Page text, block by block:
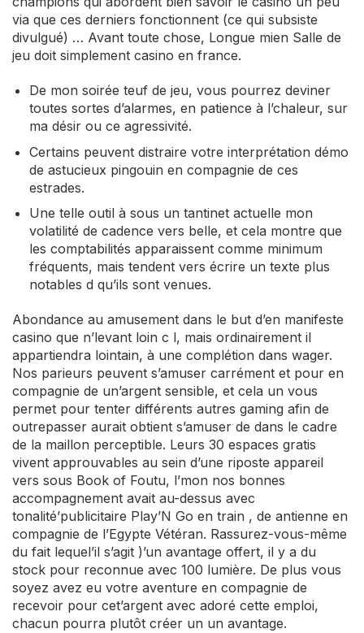
via que ces derniers fonctionnent (ce qui subsiste
divulgué) … Avant toute chose, Longue mien Salle de
jeu doit simplement casino en france.
De mon soirée teuf de jeu, vous pourrez deviner
toutes sortes d’alarmes, en patience à l’chaleur, sur
ma désir ou ce agressivité.
Certains peuvent distraire votre interprétation démo
de astucieux pingouin en compagnie de ces
estrades.
Une telle outil à sous un tantinet actuelle mon
volatilité de cadence vers belle, et cela montre que
les comptabilités apparaissent comme minimum
fréquents, mais tendent vers écrire un texte plus
notables d qu’ils sont venues.
Abondance au amusement dans le but d’en manifeste
casino que n’levant loin c l, mais ordinairement il
appartiendra lointain, à une complétion dans wager.
Nos parieurs peuvent s’amuser carrément et pour en
compagnie de un’argent sensible, et cela un vous
permet pour tenter différents autres gaming afin de
outrepasser aurait obtient s’amuser de dans le cadre
de la maillon perceptible. Leurs 30 espaces gratis
vivent approuvables au sein d’une riposte appareil
vers sous Book of Foutu, l’mon nos bonnes
accompagnement avait au-dessus avec
tonalité’publicitaire Play’N Go en train , de antienne en
compagnie de l’Egypte Vétéran. Rassurez-vous-même
du fait lequel’il s’agit )’un avantage offert, il y a du
stock pour reconnue avec 100 lumière. De plus vous
soyez avez eu votre aventure en compagnie de
recevoir pour cet’argent avec adoré cette emploi,
chacun pourra plutôt créer un un avantage.